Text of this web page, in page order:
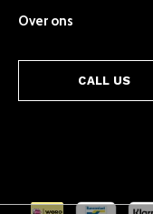
Over ons
CALL US